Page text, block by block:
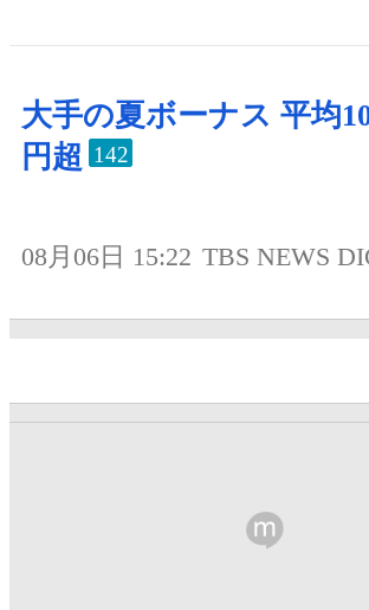
大手の夏ボーナス 平均
円超 142
08月06日 15:22 TBS NEWS